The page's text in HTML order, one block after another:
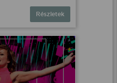
Részletek